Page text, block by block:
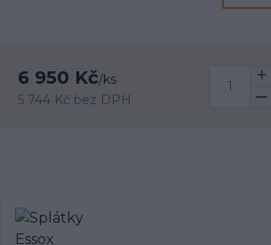
6 950 Kč/ks
5 744 Kč bez DPH